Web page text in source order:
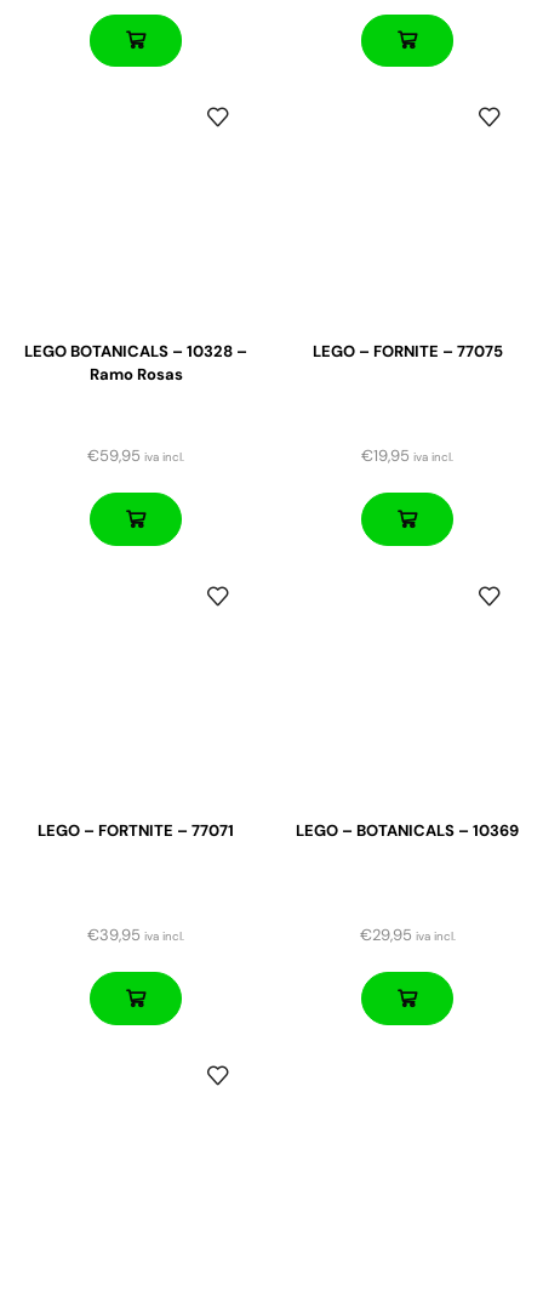
LEGO BOTANICALS – 10328 –
Ramo Rosas
€59,95 iva incl.
LEGO – FORNITE – 77075
€19,95 iva incl.
LEGO – FORTNITE – 77071
€39,95 iva incl.
LEGO – BOTANICALS – 10369
€29,95 iva incl.